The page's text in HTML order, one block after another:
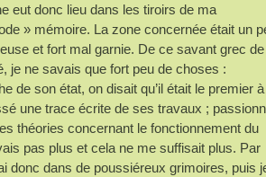
eut donc lieu dans les tiroirs de ma
» mémoire. La zone concernée était un
et fort mal garnie. De ce savant grec de
je ne savais que fort peu de choses :
de son état, on disait qu’il était le premier à
une trace écrite de ses travaux ;
théories concernant le fonctionnement du
pas plus et cela ne me suffisait plus. Par
donc dans de poussiéreux grimoires, puis